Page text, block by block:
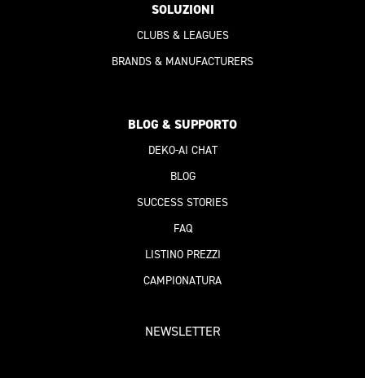
SOLUZIONI
CLUBS & LEAGUES
BRANDS & MANUFACTURERS
BLOG & SUPPORTO
DEKO-AI CHAT
BLOG
SUCCESS STORIES
FAQ
LISTINO PREZZI
CAMPIONATURA
NEWSLETTER